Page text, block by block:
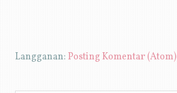
Langganan: Posting Komentar (Atom)